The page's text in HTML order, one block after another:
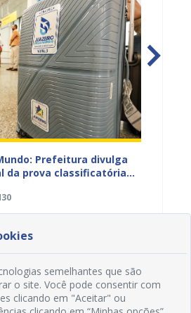
Prefeitura divulga
da prova classificatória
semelhantes que são
o site. Você pode consentir com
clicando em "Aceitar" ou